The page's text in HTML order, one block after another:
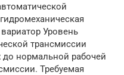
Уровень
трансмиссии
до нормальной рабочей
Требуемая